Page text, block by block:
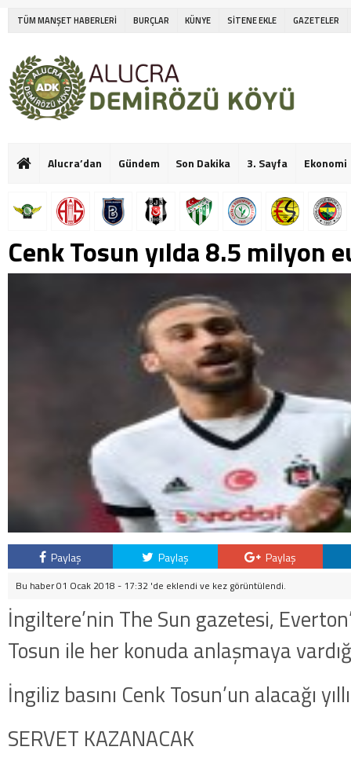
TÜM MANŞET HABERLERİ BURÇLAR KÜNYE SİTENE EKLE GAZETELER
Alucra’dan Gündem Son Dakika 3. Sayfa Ekonomi
Cenk Tosun yılda 8.5 milyon
Paylaş Paylaş Paylaş
Bu haber 01 Ocak 2018 - 17:32 'de eklendi ve kez görüntülendi.
İngiltere’nin The Sun gazetesi,
Tosun ile her konuda anlaşmaya
İngiliz basını Cenk Tosun’un alacağı
SERVET KAZANACAK